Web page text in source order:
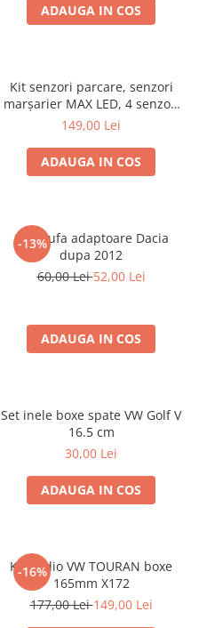
ADAUGA IN COS
Kit senzori parcare, senzori
marșarier MAX LED, 4 senzori
negri -02287
149,00 Lei
ADAUGA IN COS
-13%
Set mufa adaptoare Dacia
dupa 2012
60,00 Lei52,00 Lei
ADAUGA IN COS
Set inele boxe spate VW Golf V
16.5 cm
30,00 Lei
ADAUGA IN COS
-16%
Kit audio VW TOURAN boxe
165mm X172
177,00 Lei149,00 Lei